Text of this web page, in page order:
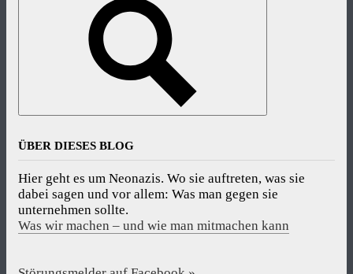
ÜBER DIESES BLOG
Hier geht es um Neonazis. Wo sie auftreten, was sie
dabei sagen und vor allem: Was man gegen sie
unternehmen sollte.
Was wir machen – und wie man mitmachen kann